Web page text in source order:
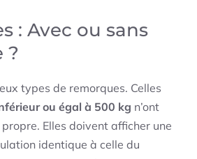
: Avec ou sans
?
types de remorques. Celles
ou égal à 500 kg n’ont
Elles doivent afficher une
identique à celle du